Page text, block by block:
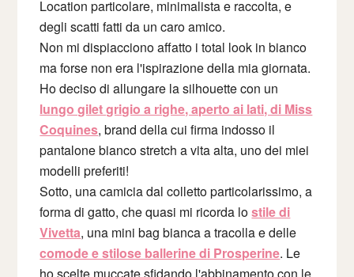
Location particolare, minimalista e raccolta, e
degli scatti fatti da un caro amico.
Non mi dispiacciono affatto i total look in bianco
ma forse non era l'ispirazione della mia giornata.
Ho deciso di allungare la silhouette con un
lungo gilet grigio a righe, aperto ai lati, di Miss
Coquines, brand della cui firma indosso il
pantalone bianco stretch a vita alta, uno dei miei
modelli preferiti!
Sotto, una camicia dal colletto particolarissimo, a
forma di gatto, che quasi mi ricorda lostile di
Vivetta, una mini bag bianca a tracolla e delle
comode e stilose ballerine di Prosperine. Le
ho scelte muccate sfidando l'abbinamento con le